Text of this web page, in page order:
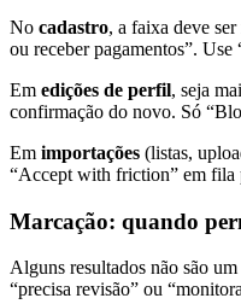
No cadastro, a faixa deve
ou receber pagamentos”.
Em edições de perfil, seja
confirmação do novo. Só
Em importações (listas,
“Accept with friction” em fila
Marcação: quando
Alguns resultados não são
“precisa revisão” ou